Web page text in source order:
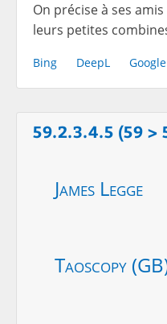
On précise à ses
leurs petites
Bing DeepL Google
59.2.3.4.5 (59 >
James Legge
Taoscopy